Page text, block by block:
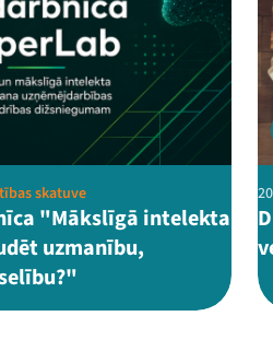
skatuve
"Mākslīgā intelekta
uzmanību,